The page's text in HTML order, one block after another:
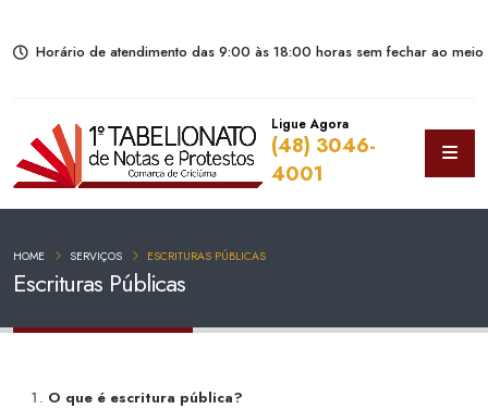
Horário de atendimento das 9:00 às 18:00 horas sem fechar ao meio
Ligue Agora
(48) 3046-
4001
Escrituras Públicas
HOME SERVIÇOS ESCRITURAS PÚBLICAS
O que é escritura pública?